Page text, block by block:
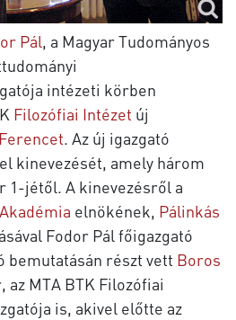
Pál, a Magyar Tudományos
intézeti körben
Filozófiai Intézet új
. Az új igazgató
kinevezését, amely három
1-jétől. A kinevezésről a
elnökének, Pálinkás
Fodor Pál főigazgató
bemutatásán részt vett Boros
az MTA BTK Filozófiai
is, akivel előtte az